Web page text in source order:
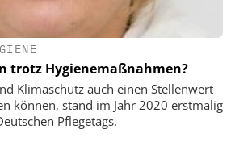
trotz Hygienemaßnahmen?
Klimaschutz auch einen Stellenwert
können, stand im Jahr 2020 erstmalig
Pflegetags.